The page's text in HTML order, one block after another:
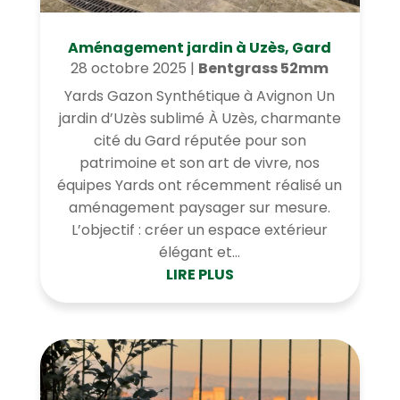
Aménagement jardin à Uzès, Gard
28 octobre 2025 | Bentgrass 52mm
Yards Gazon Synthétique à Avignon Un
jardin d’Uzès sublimé À Uzès, charmante
cité du Gard réputée pour son
patrimoine et son art de vivre, nos
équipes Yards ont récemment réalisé un
aménagement paysager sur mesure.
L’objectif : créer un espace extérieur
élégant et...
LIRE PLUS